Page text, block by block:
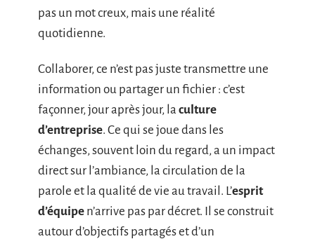
pas un mot creux, mais une réalité
quotidienne.
Collaborer, ce n’est pas juste transmettre une
information ou partager un fichier : c’est
façonner, jour après jour, la culture
d’entreprise. Ce qui se joue dans les
échanges, souvent loin du regard, a un impact
direct sur l’ambiance, la circulation de la
parole et la qualité de vie au travail. L’esprit
d’équipe n’arrive pas par décret. Il se construit
autour d’objectifs partagés et d’un